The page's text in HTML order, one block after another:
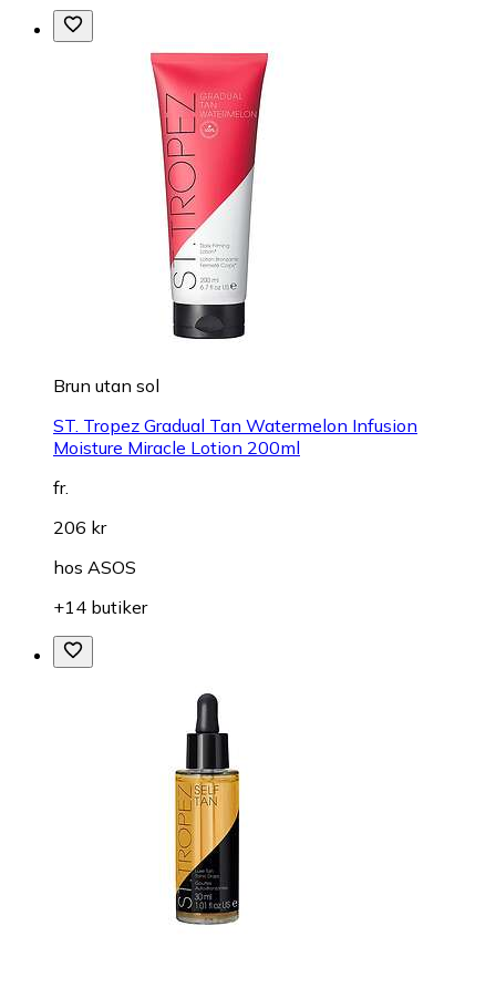
Brun utan sol
ST. Tropez Gradual Tan Watermelon Infusion
Moisture Miracle Lotion 200ml
fr.
206 kr
hos ASOS
+14 butiker